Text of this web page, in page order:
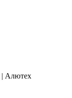
Алютех